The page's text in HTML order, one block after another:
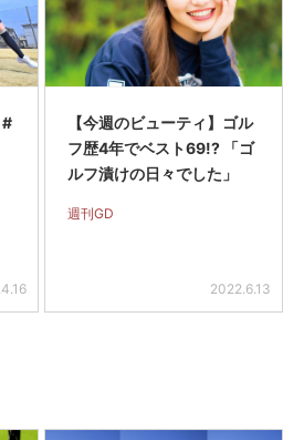
#
【今週のビューティ】ゴル
フ歴4年でベスト69!? 「ゴ
ルフ漬けの日々でした」
週刊GD
2022.6.13